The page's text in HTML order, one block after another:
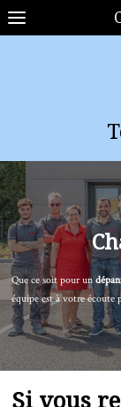
Que ce soit pour un
équipe est à votre écoute
Si vous